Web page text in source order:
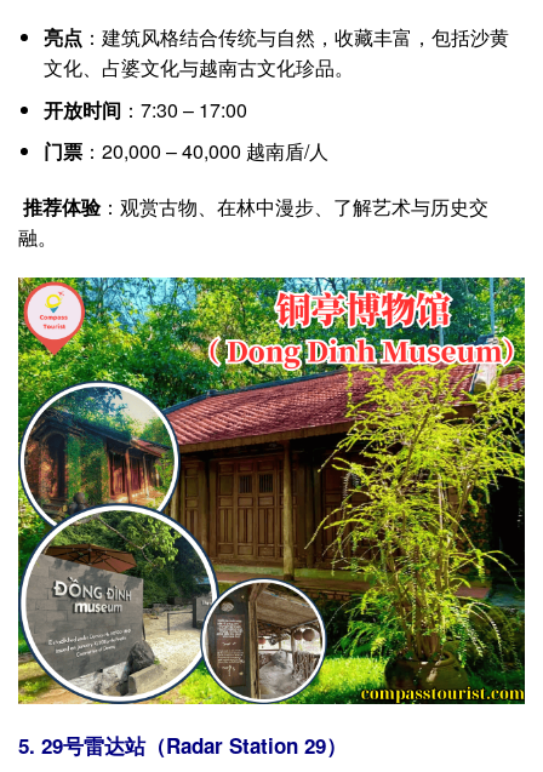
亮点 ：建筑风格结合传统与自然，收藏丰富，包括沙黄
文化、占婆文化与越南古文化珍品。
开放时间：7:30 – 17:00
门票：20,000 – 40,000 越南盾/人
推荐体验：观赏古物、在林中漫步、了解艺术与历史交
融。
5. 29号雷达站（Radar Station 29）